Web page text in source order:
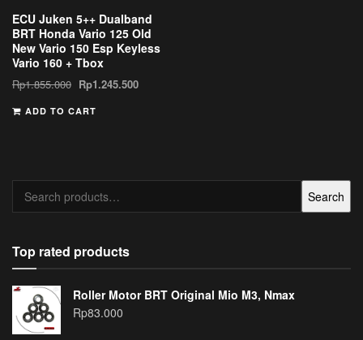
ECU Juken 5++ Dualband
BRT Honda Vario 125 Old
New Vario 150 Esp Keyless
Vario 160 + Tbox
Rp1.855.000 Rp1.245.500
ADD TO CART
Search
for:
Search
Top rated products
Roller Motor BRT Original Mio M3, Nmax
Rp83.000